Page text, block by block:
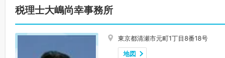
税理士大嶋尚幸事務所
東京都清瀬市元町1丁目8番18号
地図